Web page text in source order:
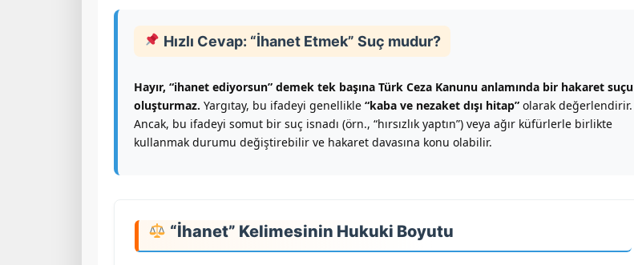
Hızlı Cevap: “İhanet Etmek” Suç mudur?
Hayır, “ihanet ediyorsun” demek tek başına Türk Ceza Kanunu anlamında bir hakaret suçu
oluşturmaz. Yargıtay, bu ifadeyi genellikle “kaba ve nezaket dışı hitap” olarak değerlendirir.
Ancak, bu ifadeyi somut bir suç isnadı (örn., “hırsızlık yaptın”) veya ağır küfürlerle birlikte
kullanmak durumu değiştirebilir ve hakaret davasına konu olabilir.
“İhanet” Kelimesinin Hukuki Boyutu